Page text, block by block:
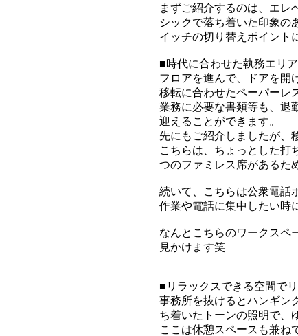
まずご紹介するのは、エレ
シックで落ち着いた印象の
イッチの切り替えポイント
■時代に合わせた執務エリア
フロアを進んで、ドアを開
移転に合わせたペーパーレ
業務に必要な書類等も、退
迎えることができます。
先にもご紹介しましたが、
こちらは、ちょっとした打
つのファミレス席があるた
続いて、こちらは公衆電話
作業や電話に集中したい時
なんとこちらのワークスペ
見かけます笑
■リラックスできる空間で
事務所を抜けるとハンギン
ち着いたトーンの照明で、
ここは休憩スペースも兼ね